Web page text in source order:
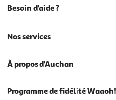
Besoin d'aide ?
Nos services
À propos d'Auchan
Programme de fidélité Waaoh!